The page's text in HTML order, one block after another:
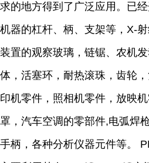
求的地方得到了广泛应用。已
机器的杠杆、柄、支架等，X-
装置的观察玻璃，链锯、农机
体，活塞环，耐热滚珠，齿轮，
印机零件，照相机零件，放映
罩，汽车空调的零部件,电弧焊
手柄，各种分析仪器元件等。